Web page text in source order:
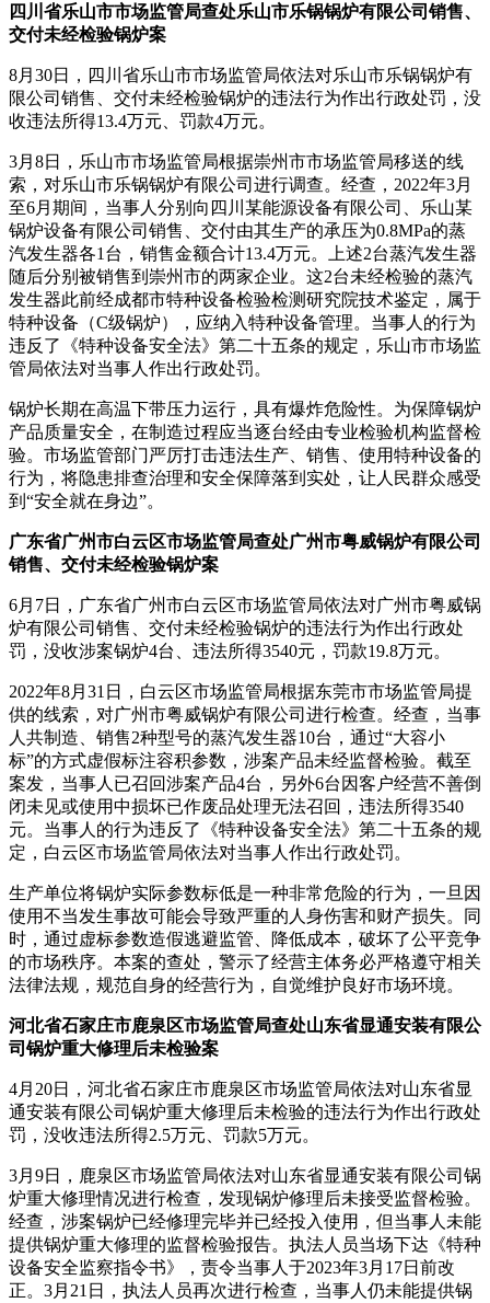
四川省乐山市市场监管局查处乐山市乐锅锅炉有限公司销售、
交付未经检验锅炉案
8月30日，四川省乐山市市场监管局依法对乐山市乐锅锅炉有
限公司销售、交付未经检验锅炉的违法行为作出行政处罚，没
收违法所得13.4万元、罚款4万元。
3月8日，乐山市市场监管局根据崇州市市场监管局移送的线
索，对乐山市乐锅锅炉有限公司进行调查。经查，2022年3月
至6月期间，当事人分别向四川某能源设备有限公司、乐山某
锅炉设备有限公司销售、交付由其生产的承压为0.8MPa的蒸
汽发生器各1台，销售金额合计13.4万元。上述2台蒸汽发生器
随后分别被销售到崇州市的两家企业。这2台未经检验的蒸汽
发生器此前经成都市特种设备检验检测研究院技术鉴定，属于
特种设备（C级锅炉），应纳入特种设备管理。当事人的行为
违反了《特种设备安全法》第二十五条的规定，乐山市市场监
管局依法对当事人作出行政处罚。
锅炉长期在高温下带压力运行，具有爆炸危险性。为保障锅炉
产品质量安全，在制造过程应当逐台经由专业检验机构监督检
验。市场监管部门严厉打击违法生产、销售、使用特种设备的
行为，将隐患排查治理和安全保障落到实处，让人民群众感受
到“安全就在身边”。
广东省广州市白云区市场监管局查处广州市粤威锅炉有限公司
销售、交付未经检验锅炉案
6月7日，广东省广州市白云区市场监管局依法对广州市粤威锅
炉有限公司销售、交付未经检验锅炉的违法行为作出行政处
罚，没收涉案锅炉4台、违法所得3540元，罚款19.8万元。
2022年8月31日，白云区市场监管局根据东莞市市场监管局提
供的线索，对广州市粤威锅炉有限公司进行检查。经查，当事
人共制造、销售2种型号的蒸汽发生器10台，通过“大容小
标”的方式虚假标注容积参数，涉案产品未经监督检验。截至
案发，当事人已召回涉案产品4台，另外6台因客户经营不善倒
闭未见或使用中损坏已作废品处理无法召回，违法所得3540
元。当事人的行为违反了《特种设备安全法》第二十五条的规
定，白云区市场监管局依法对当事人作出行政处罚。
生产单位将锅炉实际参数标低是一种非常危险的行为，一旦因
使用不当发生事故可能会导致严重的人身伤害和财产损失。同
时，通过虚标参数造假逃避监管、降低成本，破坏了公平竞争
的市场秩序。本案的查处，警示了经营主体务必严格遵守相关
法律法规，规范自身的经营行为，自觉维护良好市场环境。
河北省石家庄市鹿泉区市场监管局查处山东省显通安装有限公
司锅炉重大修理后未检验案
4月20日，河北省石家庄市鹿泉区市场监管局依法对山东省显
通安装有限公司锅炉重大修理后未检验的违法行为作出行政处
罚，没收违法所得2.5万元、罚款5万元。
3月9日，鹿泉区市场监管局依法对山东省显通安装有限公司锅
炉重大修理情况进行检查，发现锅炉修理后未接受监督检验。
经查，涉案锅炉已经修理完毕并已经投入使用，但当事人未能
提供锅炉重大修理的监督检验报告。执法人员当场下达《特种
设备安全监察指令书》，责令当事人于2023年3月17日前改
正。3月21日，执法人员再次进行检查，当事人仍未能提供锅